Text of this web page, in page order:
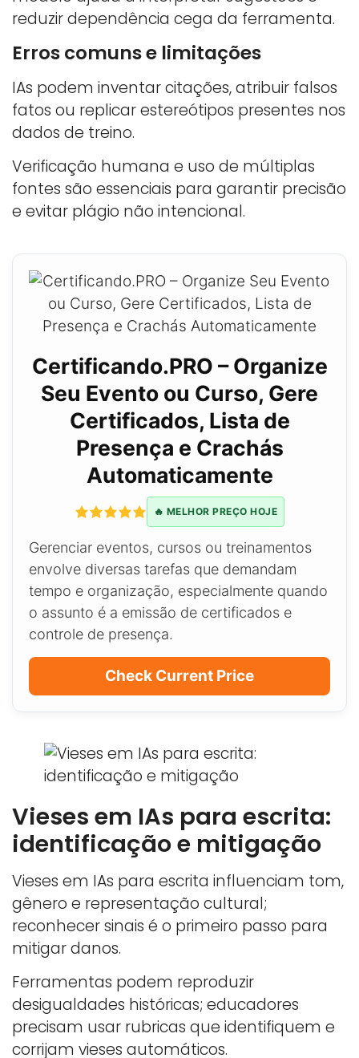
reduzir dependência cega da ferramenta.
Erros comuns e limitações
IAs podem inventar citações, atribuir falsos
fatos ou replicar estereótipos presentes nos
dados de treino.
Verificação humana e uso de múltiplas
fontes são essenciais para garantir precisão
e evitar plágio não intencional.
Certificando.PRO – Organize
Seu Evento ou Curso, Gere
Certificados, Lista de
Presença e Crachás
Automaticamente
🔥 MELHOR PREÇO HOJE
Gerenciar eventos, cursos ou treinamentos
envolve diversas tarefas que demandam
tempo e organização, especialmente quando
o assunto é a emissão de certificados e
controle de presença.
Check Current Price
Vieses em IAs para escrita:
identificação e mitigação
Vieses em IAs para escrita influenciam tom,
gênero e representação cultural;
reconhecer sinais é o primeiro passo para
mitigar danos.
Ferramentas podem reproduzir
desigualdades históricas; educadores
precisam usar rubricas que identifiquem e
corrijam vieses automáticos.